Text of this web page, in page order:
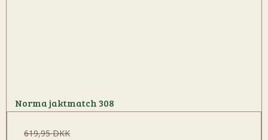
Norma jaktmatch 308
619,95 DKK